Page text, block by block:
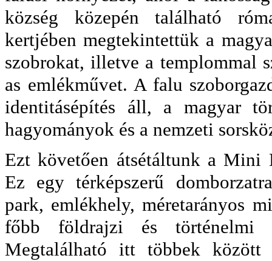
község közepén található
kertjében megtekintettük a
szobrokat, illetve a templommal
as emlékművet. A falu
identitásépítés áll, a magyar
hagyományok és a nemzeti
Ezt követően átsétáltunk a Mini
Ez egy térképszerű
park, emlékhely, méretarányos
főbb földrajzi és történelmi
Megtalálható itt többek között